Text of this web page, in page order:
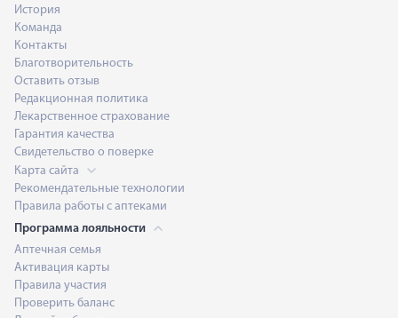
История
Команда
Контакты
Благотворительность
Оставить отзыв
Редакционная политика
Лекарственное страхование
Гарантия качества
Свидетельство о поверке
Карта сайта
Рекомендательные технологии
Правила работы с аптеками
Программа лояльности
Аптечная семья
Активация карты
Правила участия
Проверить баланс